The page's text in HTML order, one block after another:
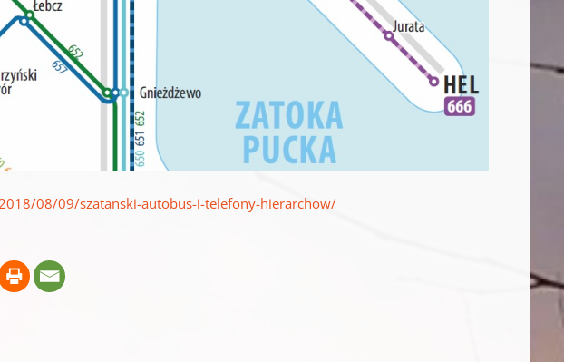
08/09/szatanski-autobus-i-telefony-hierarchow/